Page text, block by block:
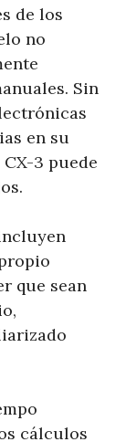
de los
no
Sin
en su
3 puede
que sean
cálculos